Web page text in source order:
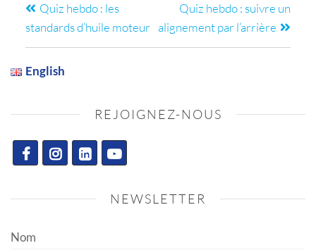
Quiz hebdo : les
standards d’huile moteur
Quiz hebdo : suivre un
alignement par l’arrière
English
REJOIGNEZ-NOUS
NEWSLETTER
Nom